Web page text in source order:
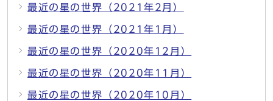
最近の星の世界（2021年2月）
最近の星の世界（2021年1月）
最近の星の世界（2020年12月）
最近の星の世界（2020年11月）
最近の星の世界（2020年10月）